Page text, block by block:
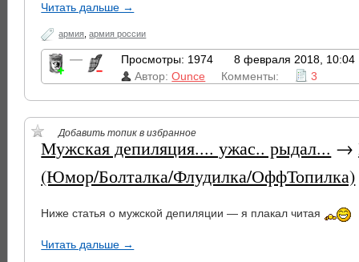
Читать дальше →
армия ,армия россии
— Просмотры: 1974
8 февраля 2018, 10:04
Автор:Ounce Комменты: 3
Добавить топик в избранное
Мужская депиляция.... ужас.. рыдал... →
(Юмор/Болталка/Флудилка/ОффТопилка)
Ниже статья о мужской депиляции — я плакал читая
Читать дальше →